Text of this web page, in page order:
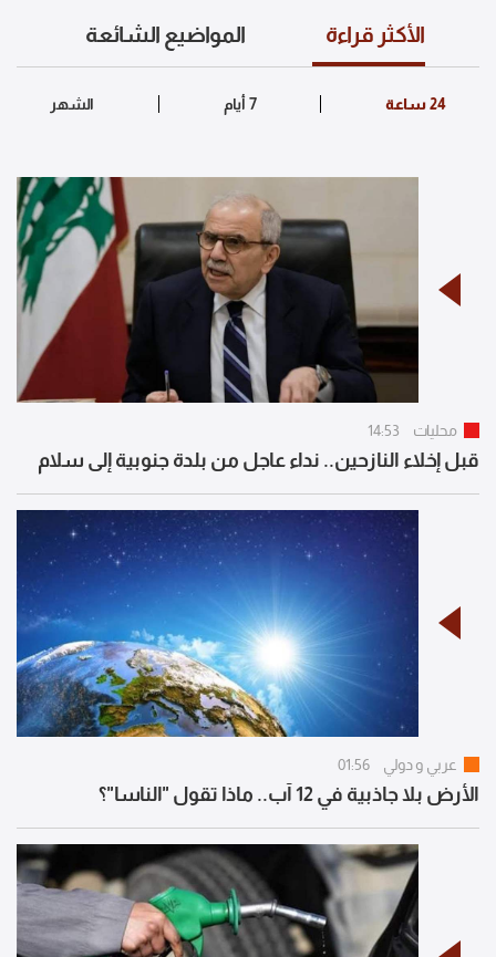
الأكثر قراءة المواضيع الشائعة
محليات 14:53
قبل إخلاء النازحين.. نداء عاجل من بلدة جنوبية إلى سلام
عربي و دولي 01:56
الأرض بلا جاذبية في 12 آب.. ماذا تقول "الناسا"؟